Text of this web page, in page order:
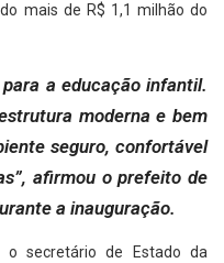
mais de R$ 1,1 milhão do
a educação infantil.
moderna e bem
seguro, confortável
afirmou o prefeito de
a inauguração.
o secretário de Estado da